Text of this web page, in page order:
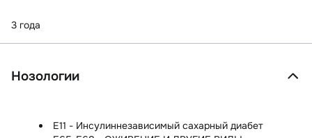
3 года
Нозологии
E11 - Инсулиннезависимый сахарный диабет